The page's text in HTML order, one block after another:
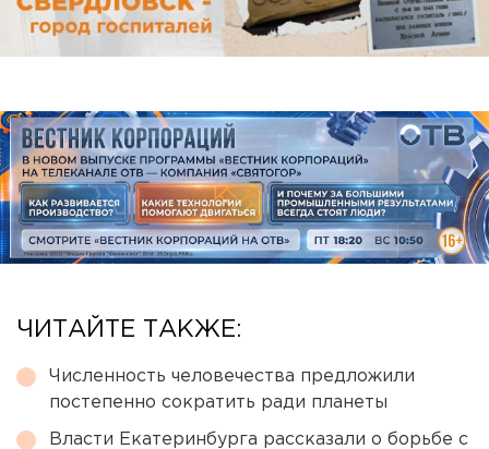
ЧИТАЙТЕ ТАКЖЕ:
Численность человечества предложили
постепенно сократить ради планеты
Власти Екатеринбурга рассказали о борьбе с